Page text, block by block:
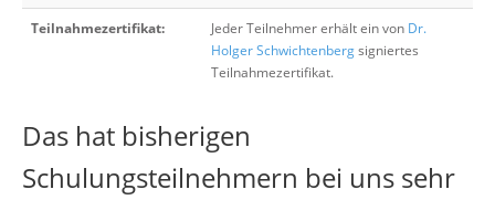
Teilnahmezertifikat: Jeder Teilnehmer erhält ein von Dr.
Holger Schwichtenbergsigniertes
Teilnahmezertifikat.
Das hat bisherigen
Schulungsteilnehmern bei uns sehr